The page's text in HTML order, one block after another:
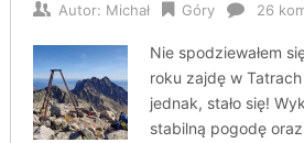
Autor: Michał Góry 26
Nie spodziewałem
roku zajdę w
jednak, stało się!
stabilną pogodę